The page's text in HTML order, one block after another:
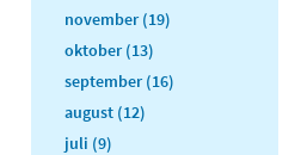
november (19)
oktober (13)
september (16)
august (12)
juli (9)